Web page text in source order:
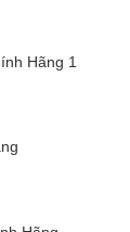
bình thường.
màu, loang
Hãng 1